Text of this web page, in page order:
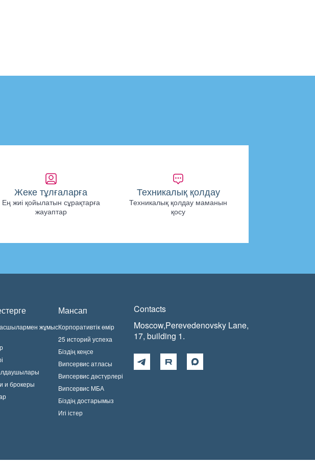
Жеке тұлғаларға
Ең жиі қойылатын сұрақтарға
жауаптар
Техникалық қолдау
Техникалық қолдау маманын
қосу
жұмыс
и брокеры
Мансап
Корпоративтік өмір
25 историй успеха
Біздің кеңсе
Випсервис атласы
Випсервис дәстүрлері
Випсервис МБА
Біздің достарымыз
Игі істер
Contacts
Moscow,Perevedenovsky Lane,
17, building 1.